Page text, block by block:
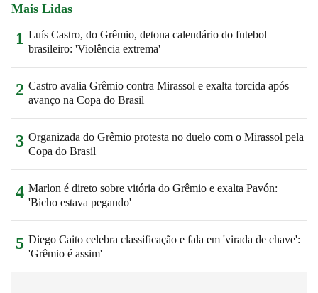
Mais Lidas
1 Luís Castro, do Grêmio, detona calendário do futebol
brasileiro: 'Violência extrema'
2 Castro avalia Grêmio contra Mirassol e exalta torcida após
avanço na Copa do Brasil
3 Organizada do Grêmio protesta no duelo com o Mirassol pela
Copa do Brasil
4 Marlon é direto sobre vitória do Grêmio e exalta Pavón:
'Bicho estava pegando'
5 Diego Caito celebra classificação e fala em 'virada de chave':
'Grêmio é assim'